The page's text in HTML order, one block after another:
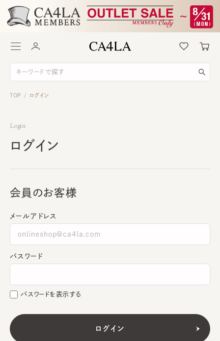
TOP / ログイン
Login
ログイン
会員のお客様
メールアドレス
パスワード
パスワードを表示する